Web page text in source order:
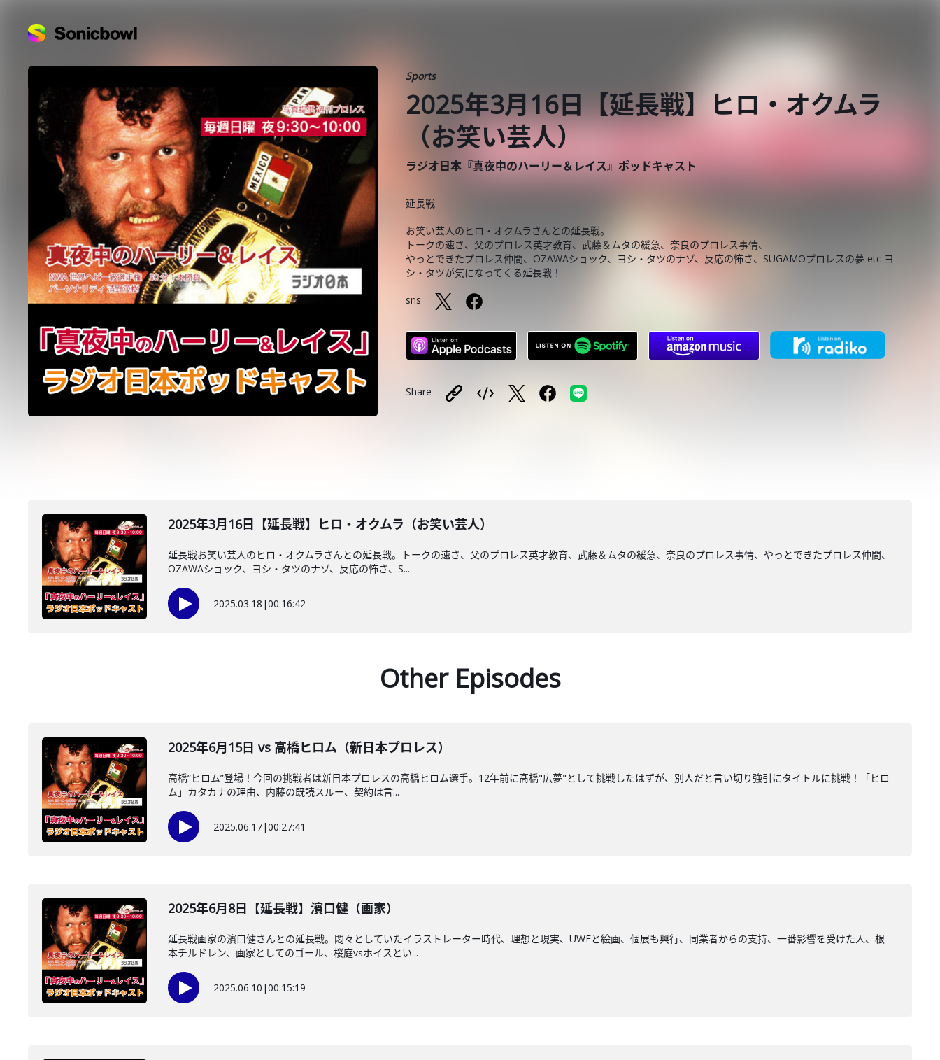
Sports
2025年3月16日【延長戦】ヒロ・オクムラ
（お笑い芸人）
ラジオ日本『真夜中のハーリー＆レイス』ポッドキャスト
延長戦
お笑い芸人のヒロ・オクムラさんとの延長戦。
トークの速さ、父のプロレス英才教育、武藤＆ムタの緩急、奈良のプロレス事情、
やっとできたプロレス仲間、OZAWAショック、ヨシ・タツのナゾ、反応の怖さ、SUGAMOプロレスの夢 etc ヨ
シ・タツが気になってくる延長戦！
sns
Share
2025年3月16日【延長戦】ヒロ・オクムラ（お笑い芸人）
延長戦お笑い芸人のヒロ・オクムラさんとの延長戦。トークの速さ、父のプロレス英才教育、武藤＆ムタの緩急、奈良のプロレス事情、やっとできたプロレス仲間、
OZAWAショック、ヨシ・タツのナゾ、反応の怖さ、S...
2025.03.18 |00:16:42
Other Episodes
2025年6月15日 vs 高橋ヒロム（新日本プロレス）
高橋“ヒロム”登場！今回の挑戦者は新日本プロレスの高橋ヒロム選手。12年前に髙橋"広夢"として挑戦したはずが、別人だと言い切り強引にタイトルに挑戦！「ヒロ
ム」カタカナの理由、内藤の既読スルー、契約は言...
2025.06.17|00:27:41
2025年6月8日【延長戦】濱口健（画家）
延長戦画家の濱口健さんとの延長戦。悶々としていたイラストレーター時代、理想と現実、UWFと絵画、個展も興行、同業者からの支持、一番影響を受けた人、根
本チルドレン、画家としてのゴール、桜庭vsホイスとい...
2025.06.10 |00:15:19